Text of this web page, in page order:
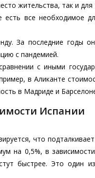
жительства, так и
есть все необходимое
За последние годы
с пандемией.
с иными
в Аликанте
в Мадриде и
Испании
что
на 0,5%, в
быстрее. Это один